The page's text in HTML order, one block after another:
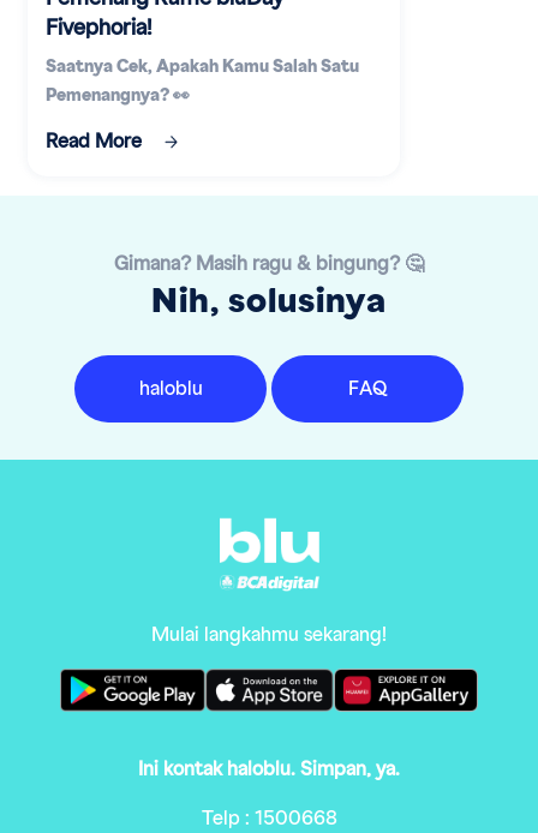
Fivephoria!
Saatnya Cek, Apakah Kamu Salah Satu
Pemenangnya? 👀
Read More
Gimana? Masih ragu & bingung? 🤔
Nih, solusinya
haloblu FAQ
Mulai langkahmu sekarang!
Ini kontak haloblu. Simpan, ya.
Telp : 1500668